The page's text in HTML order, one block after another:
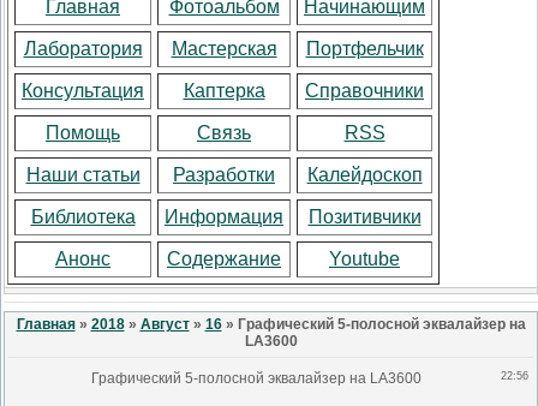
Главная Фотоальбом Начинающим
Лаборатория Мастерская Портфельчик
Консультация Каптерка Справочники
Помощь Связь RSS
Наши статьи Разработки Калейдоскоп
Библиотека Информация Позитивчики
Анонс Содержание Youtube
Главная» 2018 » Август » 16» Графический 5-полосной эквалайзер на
LA3600
22:56
Графический 5-полосной эквалайзер на LA3600